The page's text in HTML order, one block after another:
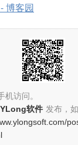
博客园
访问。
YLong软件 发布，